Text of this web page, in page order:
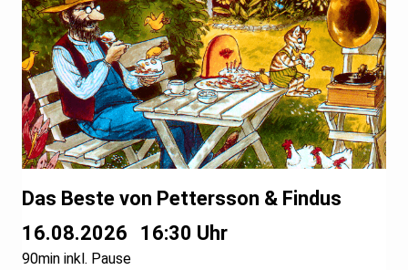
16.08.2026 16:30 Uhr
90min inkl. Pause
Das Beste von Pettersson & Findus